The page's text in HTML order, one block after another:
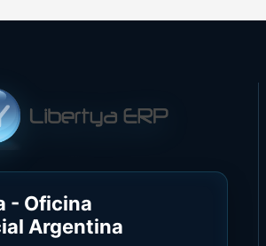
- Oficina
Argentina